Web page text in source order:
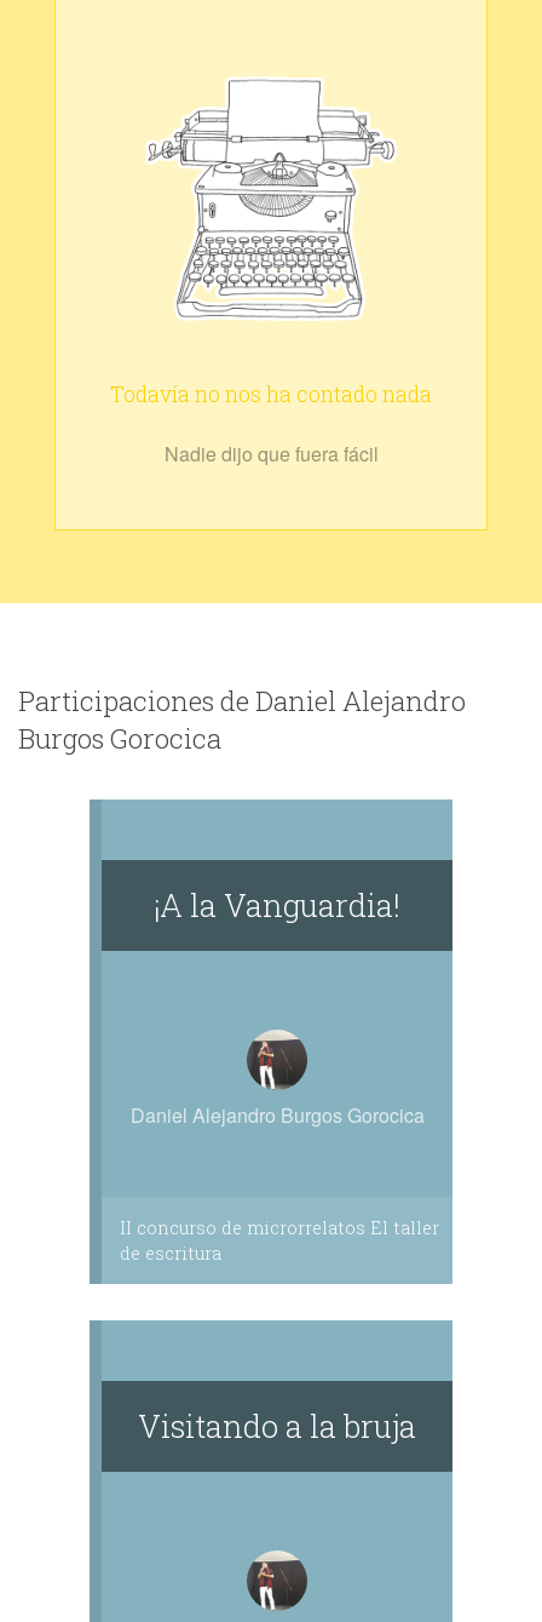
Todavía no nos ha contado nada
Nadie dijo que fuera fácil
Participaciones de Daniel Alejandro
Burgos Gorocica
¡A la Vanguardia!
Daniel Alejandro Burgos Gorocica
II concurso de microrrelatos El taller
de escritura
Visitando a la bruja